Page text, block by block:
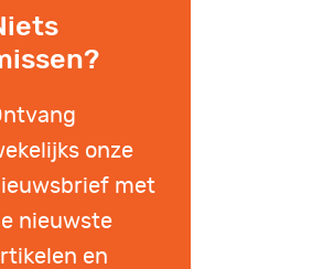
onze
met
nieuwste
en